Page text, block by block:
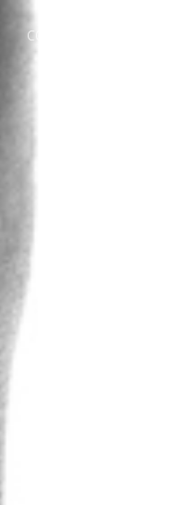
CONTACT